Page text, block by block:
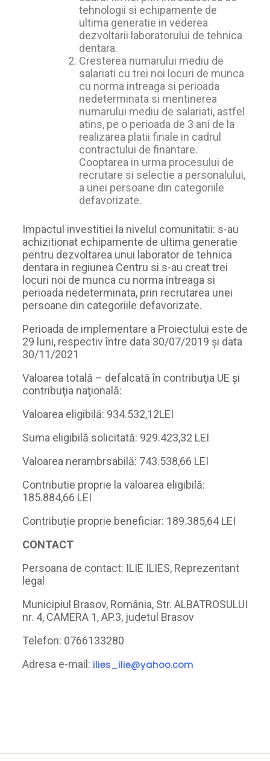
tehnologii si echipamente de
ultima generatie in vederea
dezvoltarii laboratorului de tehnica
dentara.
Cresterea numarului mediu de
salariati cu trei noi locuri de munca
cu norma intreaga si perioada
nedeterminata si mentinerea
numarului mediu de salariati, astfel
atins, pe o perioada de 3 ani de la
realizarea platii finale in cadrul
contractului de finantare.
Cooptarea in urma procesului de
recrutare si selectie a personalului,
a unei persoane din categoriile
defavorizate.
Impactul investitiei la nivelul comunitatii: s-au
achizitionat echipamente de ultima generatie
pentru dezvoltarea unui laborator de tehnica
dentara in regiunea Centru si s-au creat trei
locuri noi de munca cu norma intreaga si
perioada nedeterminata, prin recrutarea unei
persoane din categoriile defavorizate.
Perioada de implementare a Proiectului este de
29 luni, respectiv între data 30/07/2019 și data
30/11/2021
Valoarea totală – defalcată în contribuţia UE şi
contribuţia naţională:
Valoarea eligibilă: 934.532,12LEI
Suma eligibilă solicitată: 929.423,32 LEI
Valoarea nerambrsabilă: 743.538,66 LEI
Contributie proprie la valoarea eligibilă:
185.884,66 LEI
Contribuție proprie beneficiar: 189.385,64 LEI
CONTACT
Persoana de contact: ILIE ILIES, Reprezentant
legal
Municipiul Brasov, România, Str. ALBATROSULUI
nr. 4, CAMERA 1, AP.3, judetul Brasov
Telefon: 0766133280
Adresa e-mail: ilies_ilie@yahoo.com